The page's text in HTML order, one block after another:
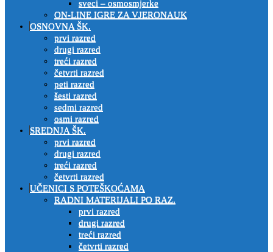
sveci – osmosmjerke
ON-LINE IGRE ZA VJERONAUK
OSNOVNA ŠK.
prvi razred
drugi razred
treći razred
četvrti razred
peti razred
šesti razred
sedmi razred
osmi razred
SREDNJA ŠK.
prvi razred
drugi razred
treći razred
četvrti razred
UČENICI S POTEŠKOĆAMA
RADNI MATERIJALI PO RAZ.
prvi razred
drugi razred
treći razred
četvrti razred